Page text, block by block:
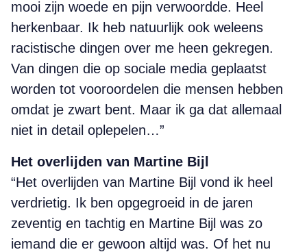
mooi zijn woede en pijn verwoordde. Heel
herkenbaar. Ik heb natuurlijk ook weleens
racistische dingen over me heen gekregen.
Van dingen die op sociale media geplaatst
worden tot vooroordelen die mensen hebben
omdat je zwart bent. Maar ik ga dat allemaal
niet in detail oplepelen…”
Het overlijden van Martine Bijl
“Het overlijden van Martine Bijl vond ik heel
verdrietig. Ik ben opgegroeid in de jaren
zeventig en tachtig en Martine Bijl was zo
iemand die er gewoon altijd was. Of het nu